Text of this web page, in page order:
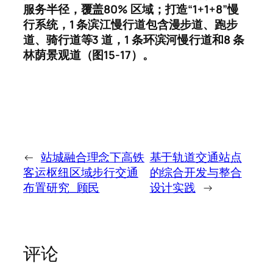
服务半径，覆盖80% 区域；打造“1+1+8”慢
行系统，1 条滨江慢行道包含漫步道、跑步
道、骑行道等3 道，1 条环滨河慢行道和8 条
林荫景观道（图15-17）。
← 站城融合理念下高铁
客运枢纽区域步行交通
布置研究_顾民
基于轨道交通站点
的综合开发与整合
设计实践 →
评论